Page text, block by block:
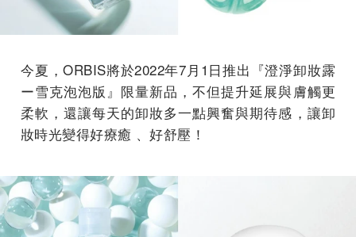
今夏，ORBIS將於2022年7月1日推出『澄淨卸妝露
ー雪克泡泡版』限量新品，不但提升延展與膚觸更
柔軟，還讓每天的卸妝多一點興奮與期待感，讓卸
妝時光變得好療癒 、好舒壓！